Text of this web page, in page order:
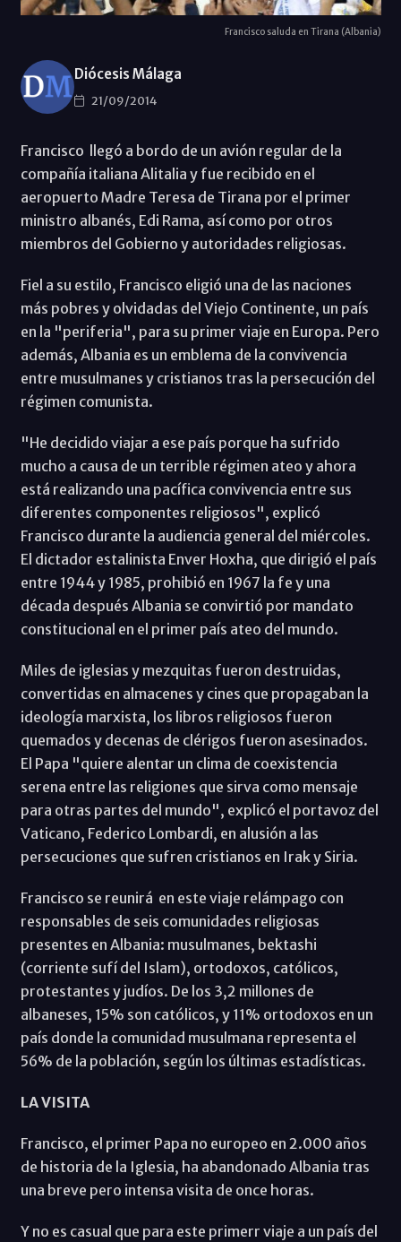
Francisco saluda en Tirana (Albania)
Diócesis Málaga
21/09/2014
Francisco llegó a bordo de un avión regular de la
compañía italiana Alitalia y fue recibido en el
aeropuerto Madre Teresa de Tirana por el primer
ministro albanés, Edi Rama, así como por otros
miembros del Gobierno y autoridades religiosas.
Fiel a su estilo, Francisco eligió una de las naciones
más pobres y olvidadas del Viejo Continente, un país
en la "periferia", para su primer viaje en Europa. Pero
además, Albania es un emblema de la convivencia
entre musulmanes y cristianos tras la persecución del
régimen comunista.
"He decidido viajar a ese país porque ha sufrido
mucho a causa de un terrible régimen ateo y ahora
está realizando una pacífica convivencia entre sus
diferentes componentes religiosos", explicó
Francisco durante la audiencia general del miércoles.
El dictador estalinista Enver Hoxha, que dirigió el país
entre 1944 y 1985, prohibió en 1967 la fe y una
década después Albania se convirtió por mandato
constitucional en el primer país ateo del mundo.
Miles de iglesias y mezquitas fueron destruidas,
convertidas en almacenes y cines que propagaban la
ideología marxista, los libros religiosos fueron
quemados y decenas de clérigos fueron asesinados.
El Papa "quiere alentar un clima de coexistencia
serena entre las religiones que sirva como mensaje
para otras partes del mundo", explicó el portavoz del
Vaticano, Federico Lombardi, en alusión a las
persecuciones que sufren cristianos en Irak y Siria.
Francisco se reunirá en este viaje relámpago con
responsables de seis comunidades religiosas
presentes en Albania: musulmanes, bektashi
(corriente sufí del Islam), ortodoxos, católicos,
protestantes y judíos. De los 3,2 millones de
albaneses, 15% son católicos, y 11% ortodoxos en un
país donde la comunidad musulmana representa el
56% de la población, según los últimas estadísticas.
LA VISITA
Francisco, el primer Papa no europeo en 2.000 años
de historia de la Iglesia, ha abandonado Albania tras
una breve pero intensa visita de once horas.
Y no es casual que para este primerr viaje a un país del